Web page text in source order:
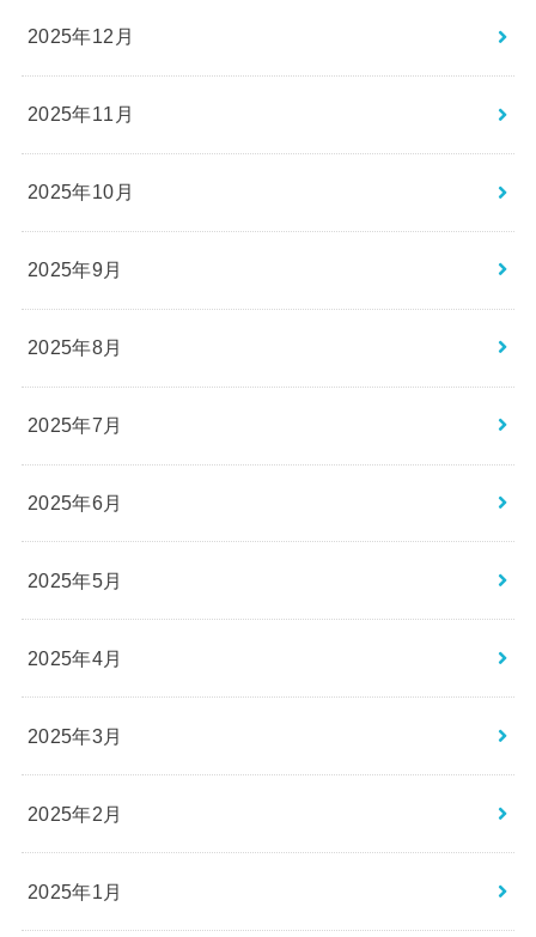
2025年12月
2025年11月
2025年10月
2025年9月
2025年8月
2025年7月
2025年6月
2025年5月
2025年4月
2025年3月
2025年2月
2025年1月